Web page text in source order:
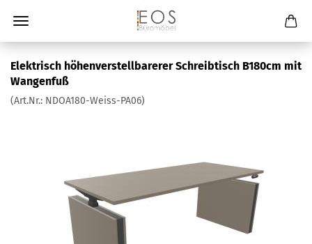
Elektrisch höhenverstellbarerer Schreibtisch B180cm mit
Wangenfuß
(Art.Nr.: NDOA180-Weiss-PA06)